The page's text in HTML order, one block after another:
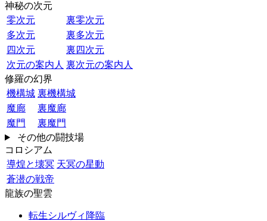
神秘の次元
零次元
裏零次元
多次元
裏多次元
四次元
裏四次元
次元の案内人 裏次元の案内人
修羅の幻界
機構城 裏機構城
魔廊
裏魔廊
魔門
裏魔門
その他の闘技場
コロシアム
導煌と壊冥 天冥の星動
蒼潜の戦帝
龍族の聖雲
転生シルヴィ降臨